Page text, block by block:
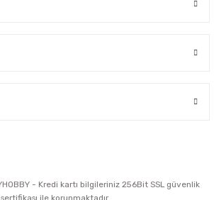
- Kredi kartı bilgileriniz 256Bit SSL güvenlik
sertifikası ile korunmaktadır.